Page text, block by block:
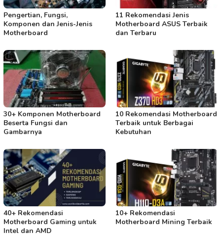
Pengertian, Fungsi,
Komponen dan Jenis-Jenis
Motherboard
11 Rekomendasi Jenis
Motherboard ASUS Terbaik
dan Terbaru
30+ Komponen Motherboard
Beserta Fungsi dan
Gambarnya
10 Rekomendasi Motherboard
Terbaik untuk Berbagai
Kebutuhan
40+ Rekomendasi
Motherboard Gaming untuk
Intel dan AMD
10+ Rekomendasi
Motherboard Mining Terbaik